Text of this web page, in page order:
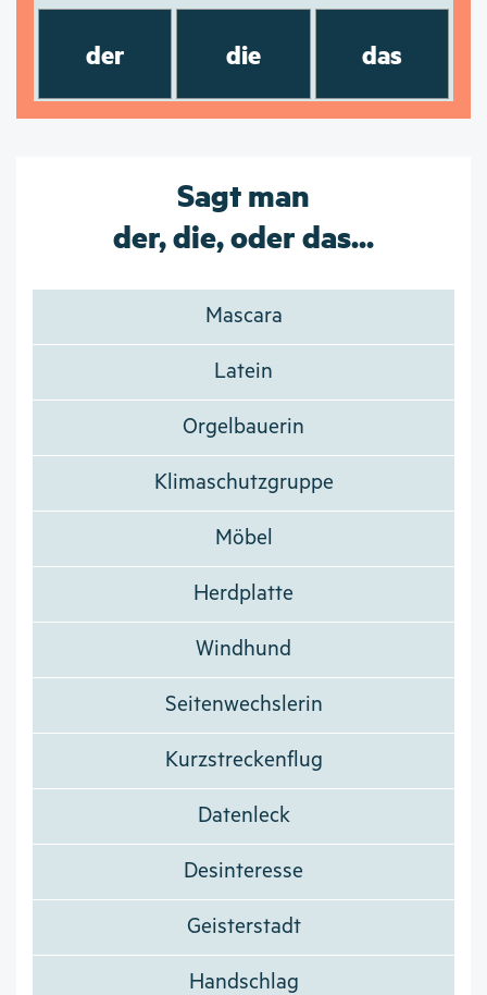
der die das
Sagt man
der, die, oder das...
Mascara
Latein
Orgelbauerin
Klimaschutzgruppe
Möbel
Herdplatte
Windhund
Seitenwechslerin
Kurzstreckenflug
Datenleck
Desinteresse
Geisterstadt
Handschlag